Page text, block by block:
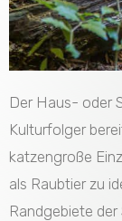
Der Haus- oder
Kulturfolger
katzengroße
als Raubtier zu
Randgebiete